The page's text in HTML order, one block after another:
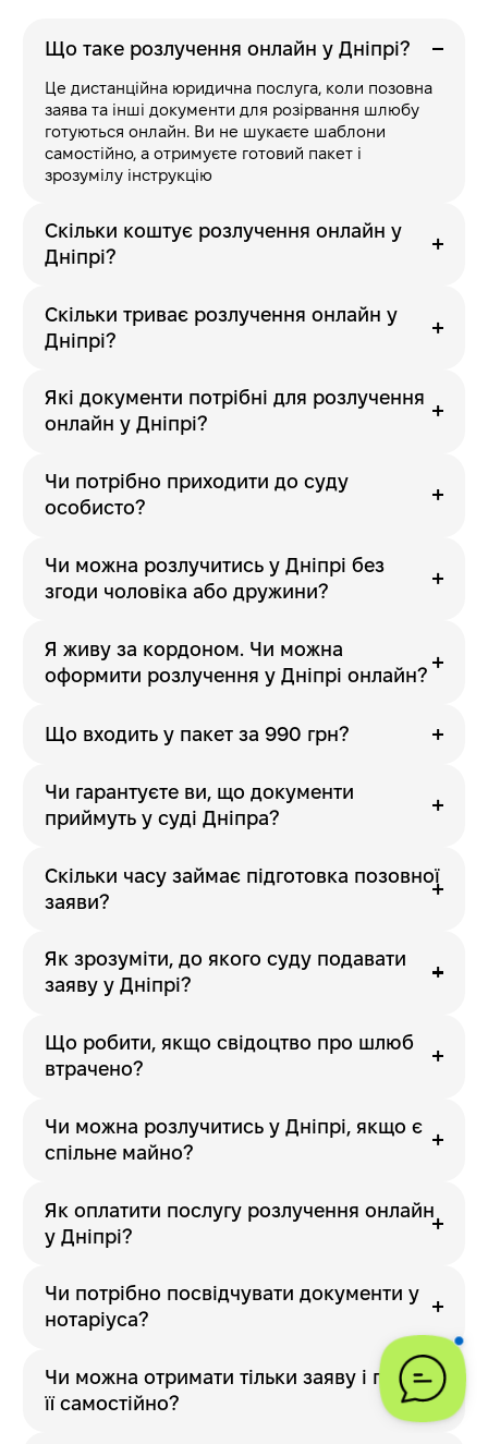
Що таке розлучення онлайн у Дніпрі?
Це дистанційна юридична послуга, коли позовна
заява та інші документи для розірвання шлюбу
готуються онлайн. Ви не шукаєте шаблони
самостійно, а отримуєте готовий пакет і
зрозумілу інструкцію
Скільки коштує розлучення онлайн у
Дніпрі?
Скільки триває розлучення онлайн у
Дніпрі?
Які документи потрібні для розлучення
онлайн у Дніпрі?
Чи потрібно приходити до суду
особисто?
Чи можна розлучитись у Дніпрі без
згоди чоловіка або дружини?
Я живу за кордоном. Чи можна
оформити розлучення у Дніпрі онлайн?
Що входить у пакет за 990 грн?
Чи гарантуєте ви, що документи
приймуть у суді Дніпра?
Скільки часу займає підготовка позовної
заяви?
Як зрозуміти, до якого суду подавати
заяву у Дніпрі?
Що робити, якщо свідоцтво про шлюб
втрачено?
Чи можна розлучитись у Дніпрі, якщо є
спільне майно?
Як оплатити послугу розлучення онлайн
у Дніпрі?
Чи потрібно посвідчувати документи у
нотаріуса?
Чи можна отримати тільки заяву і подати
її самостійно?